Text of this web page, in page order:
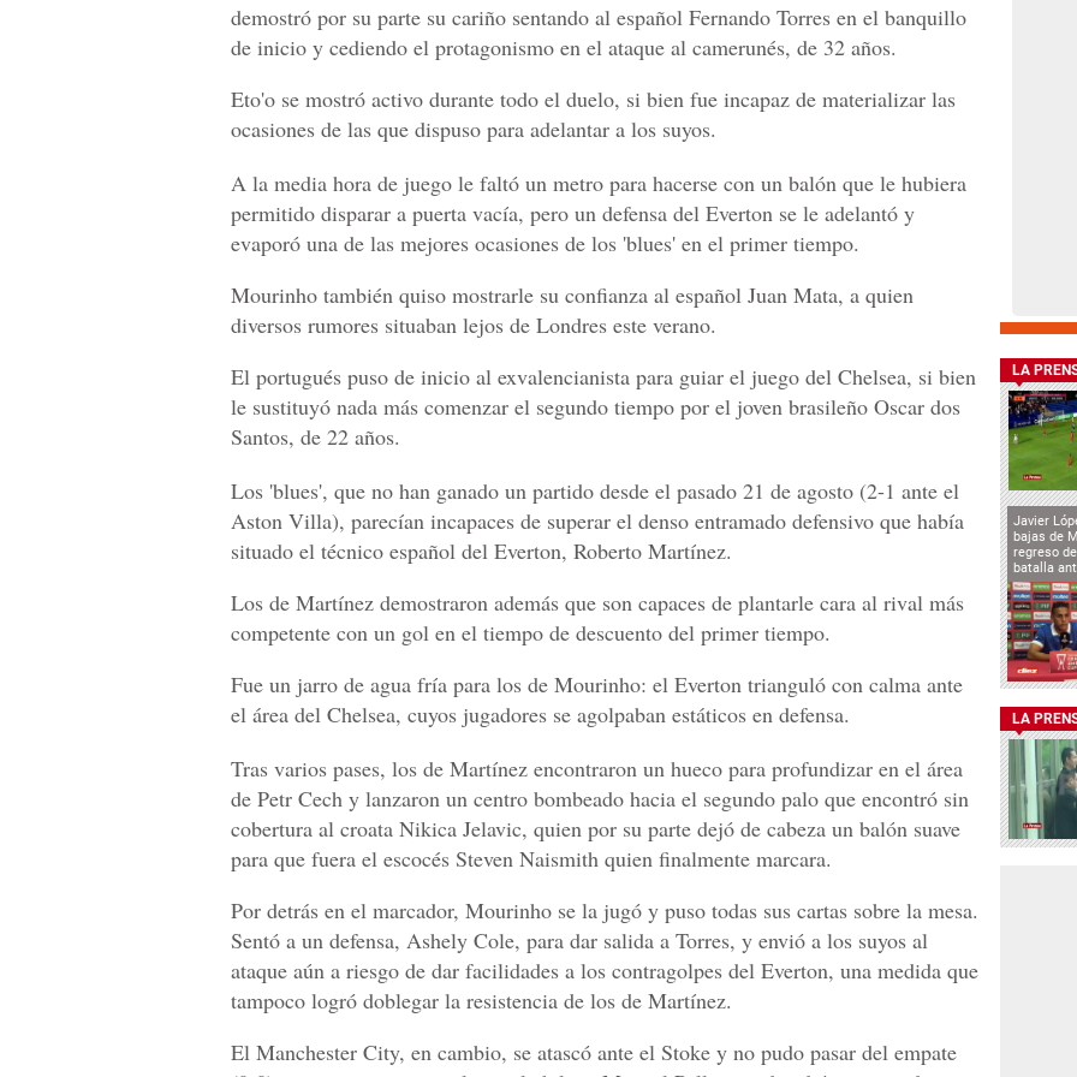
demostró por su parte su cariño sentando al español Fernando Torres en el banquillo
de inicio y cediendo el protagonismo en el ataque al camerunés, de 32 años.
Eto'o se mostró activo durante todo el duelo, si bien fue incapaz de materializar las
ocasiones de las que dispuso para adelantar a los suyos.
A la media hora de juego le faltó un metro para hacerse con un balón que le hubiera
permitido disparar a puerta vacía, pero un defensa del Everton se le adelantó y
evaporó una de las mejores ocasiones de los 'blues' en el primer tiempo.
Mourinho también quiso mostrarle su confianza al español Juan Mata, a quien
diversos rumores situaban lejos de Londres este verano.
El portugués puso de inicio al exvalencianista para guiar el juego del Chelsea, si bien
le sustituyó nada más comenzar el segundo tiempo por el joven brasileño Oscar dos
Santos, de 22 años.
Los 'blues', que no han ganado un partido desde el pasado 21 de agosto (2-1 ante el
Aston Villa), parecían incapaces de superar el denso entramado defensivo que había
situado el técnico español del Everton, Roberto Martínez.
Los de Martínez demostraron además que son capaces de plantarle cara al rival más
competente con un gol en el tiempo de descuento del primer tiempo.
Fue un jarro de agua fría para los de Mourinho: el Everton trianguló con calma ante
el área del Chelsea, cuyos jugadores se agolpaban estáticos en defensa.
Tras varios pases, los de Martínez encontraron un hueco para profundizar en el área
de Petr Cech y lanzaron un centro bombeado hacia el segundo palo que encontró sin
cobertura al croata Nikica Jelavic, quien por su parte dejó de cabeza un balón suave
para que fuera el escocés Steven Naismith quien finalmente marcara.
Por detrás en el marcador, Mourinho se la jugó y puso todas sus cartas sobre la mesa.
Sentó a un defensa, Ashely Cole, para dar salida a Torres, y envió a los suyos al
ataque aún a riesgo de dar facilidades a los contragolpes del Everton, una medida que
tampoco logró doblegar la resistencia de los de Martínez.
El Manchester City, en cambio, se atascó ante el Stoke y no pudo pasar del empate
LA
Javier
bajas de
regreso
batalla
LA